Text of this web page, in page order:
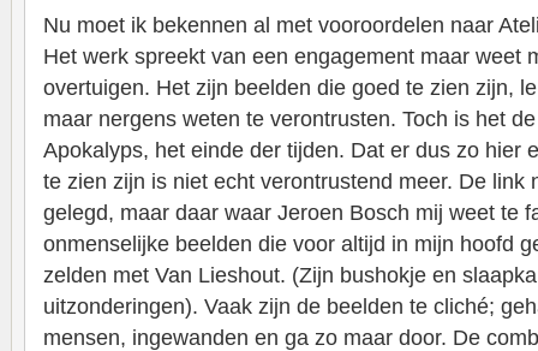
Nu moet ik bekennen al met vooroordelen naar
Het werk spreekt van een engagement maar weet
overtuigen. Het zijn beelden die goed te zien zijn,
maar nergens weten te verontrusten. Toch is het
Apokalyps, het einde der tijden. Dat er dus zo hier
te zien zijn is niet echt verontrustend meer. De link
gelegd, maar daar waar Jeroen Bosch mij weet te
onmenselijke beelden die voor altijd in mijn hoofd
zelden met Van Lieshout. (Zijn bushokje en
uitzonderingen). Vaak zijn de beelden te cliché;
mensen, ingewanden en ga zo maar door. De